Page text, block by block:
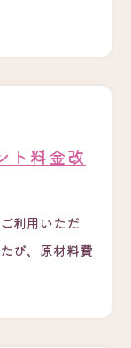
ト料金改
利用いただ
び、原材料費